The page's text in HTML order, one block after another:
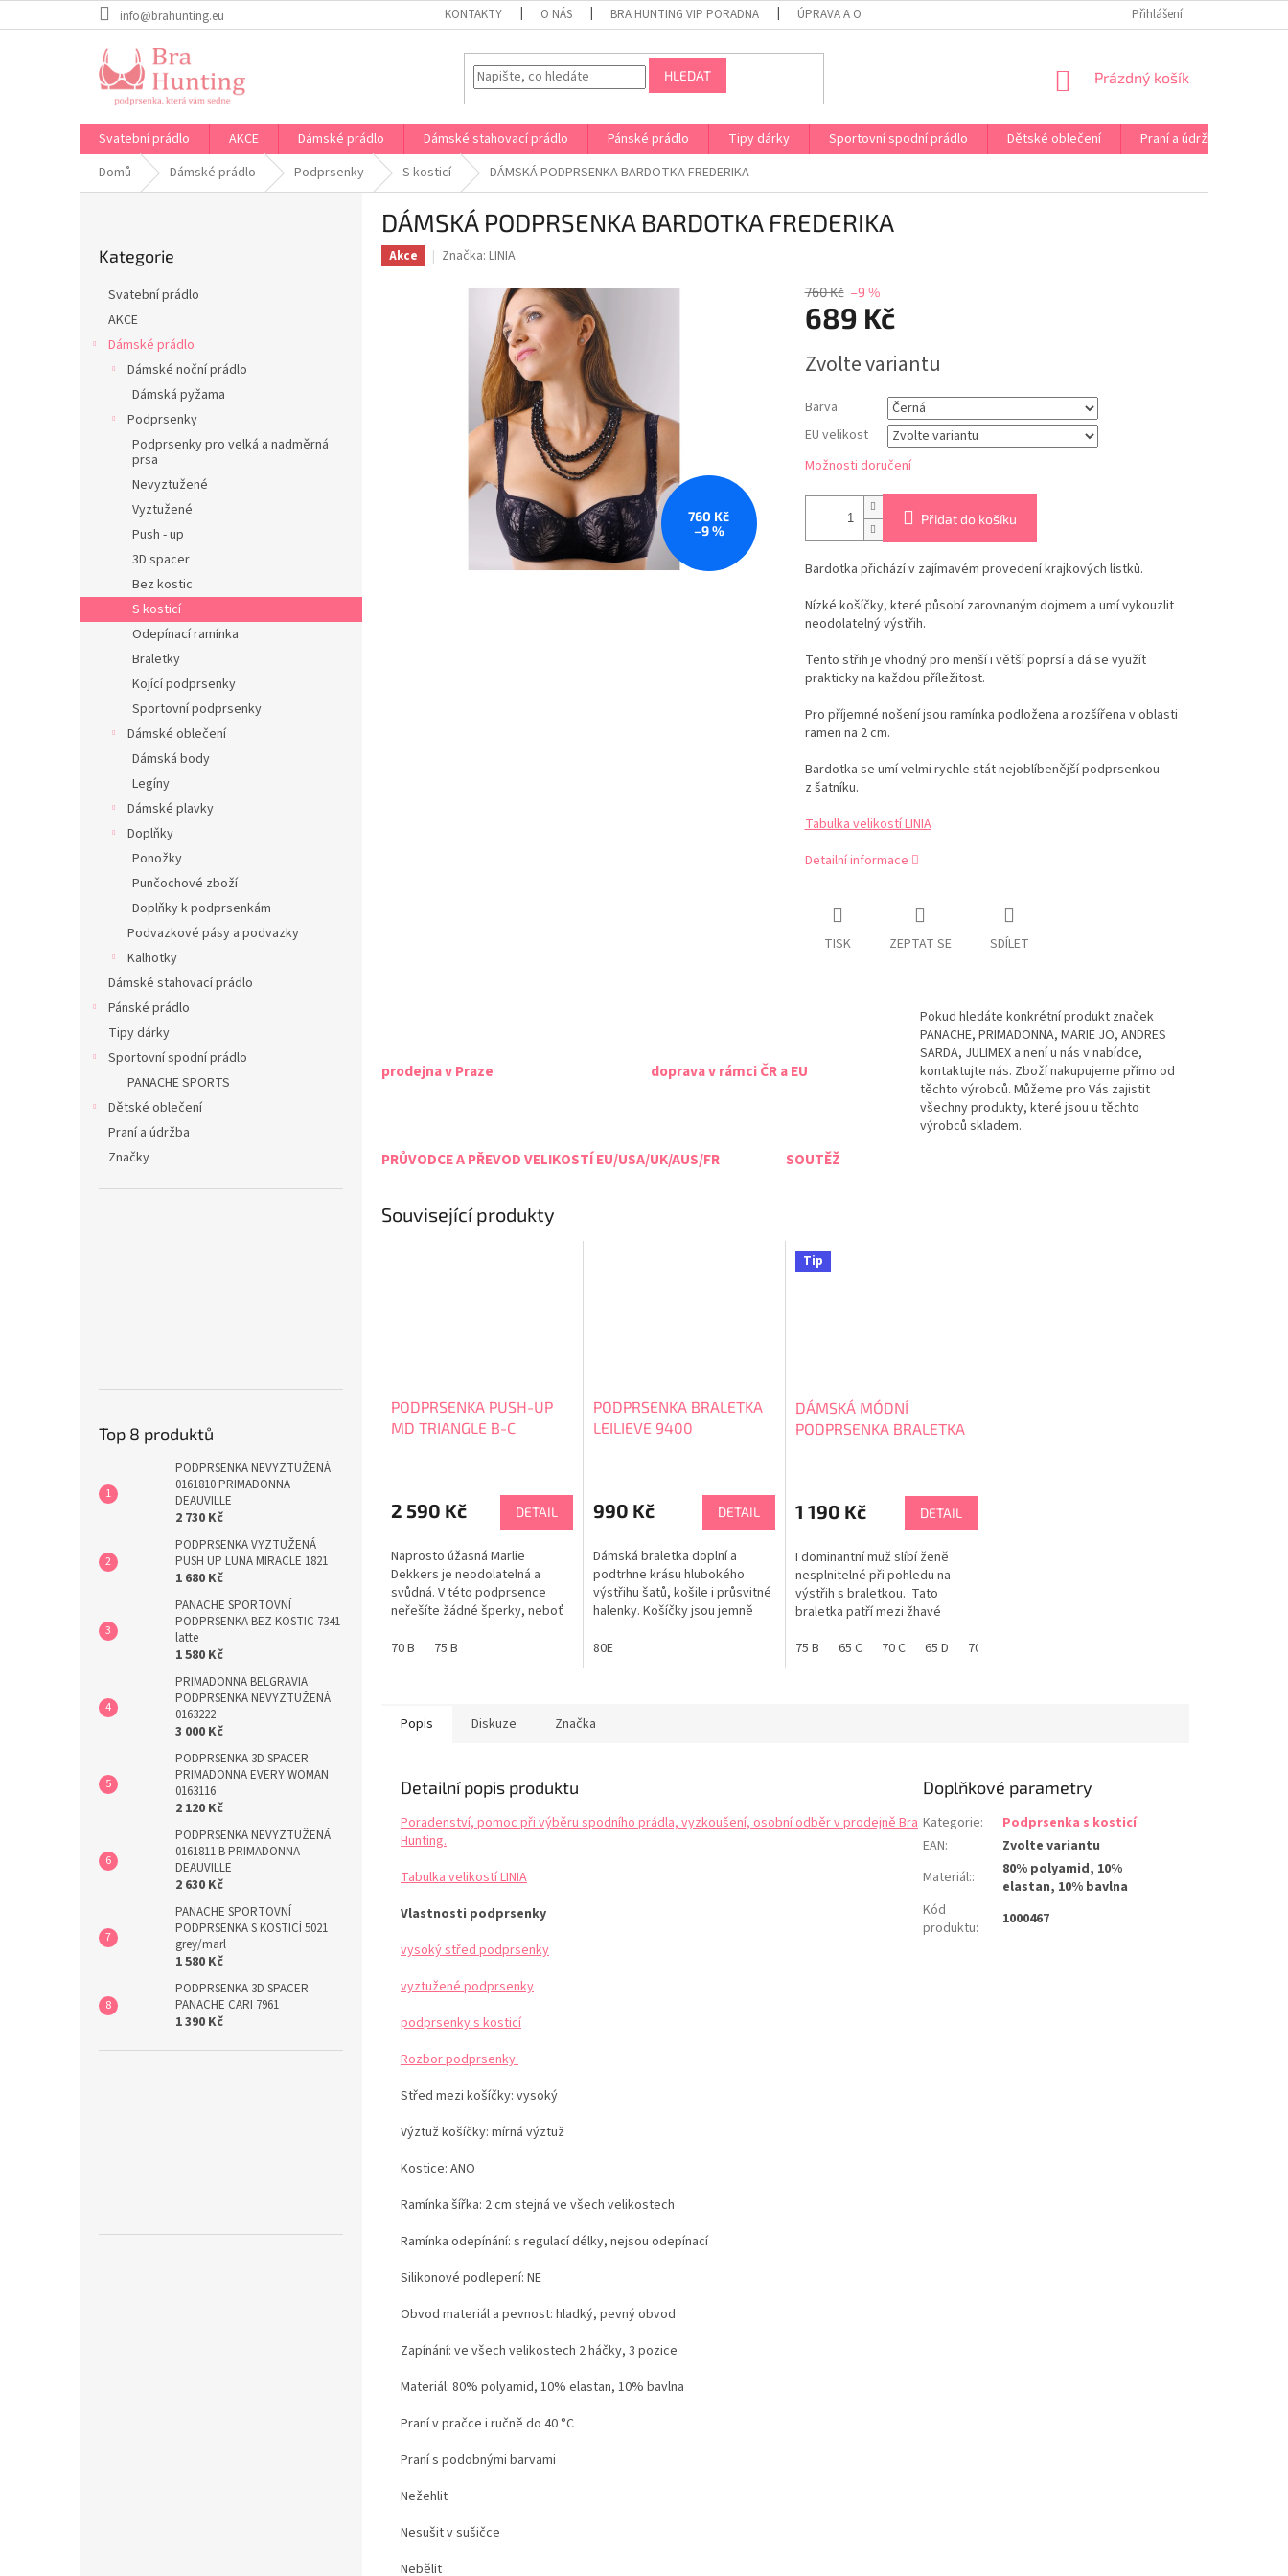
na
info@brahunting.eu KONTAKTY O NÁS BRA HUNTING VIP PORADNA ÚPRAVA A OPRAVA PRÁDLA NA MÍRU DOPRAVA A PLATBA ČR A EU
Přihlášení
HLEDAT
NÁKUPNÍ
Prázdný košík
Svatební prádlo AKCE Dámské prádlo Dámské stahovací prádlo Pánské prádlo Tipy dárky Sportovní spodní prádlo Dětské oblečení Praní a údržba
Domů
Dámské prádlo Podprsenky S kosticí DÁMSKÁ PODPRSENKA BARDOTKA FREDERIKA
kategorie
Kategorie
Svatební prádlo
AKCE
Dámské prádlo
Dámské noční prádlo
Dámská pyžama
Podprsenky
Podprsenky pro velká a nadměrná
prsa
Nevyztužené
Vyztužené
Push - up
3D spacer
Bez kostic
S kosticí
Odepínací ramínka
Braletky
Kojící podprsenky
Sportovní podprsenky
Dámské oblečení
Dámská body
Legíny
Dámské plavky
Doplňky
Ponožky
Punčochové zboží
Doplňky k podprsenkám
Podvazkové pásy a podvazky
Kalhotky
Dámské stahovací prádlo
Pánské prádlo
Tipy dárky
Sportovní spodní prádlo
PANACHE SPORTS
Dětské oblečení
Praní a údržba
Značky
Top 8 produktů
PODPRSENKA NEVYZTUŽENÁ
0161810 PRIMADONNA
DEAUVILLE
2 730 Kč
PODPRSENKA VYZTUŽENÁ
PUSH UP LUNA MIRACLE 1821
1 680 Kč
PANACHE SPORTOVNÍ
PODPRSENKA BEZ KOSTIC 7341
latte
1 580 Kč
PRIMADONNA BELGRAVIA
PODPRSENKA NEVYZTUŽENÁ
0163222
3 000 Kč
PODPRSENKA 3D SPACER
PRIMADONNA EVERY WOMAN
0163116
2 120 Kč
PODPRSENKA NEVYZTUŽENÁ
0161811 B PRIMADONNA
DEAUVILLE
2 630 Kč
PANACHE SPORTOVNÍ
PODPRSENKA S KOSTICÍ 5021
grey/marl
1 580 Kč
PODPRSENKA 3D SPACER
PANACHE CARI 7961
1 390 Kč
DÁMSKÁ PODPRSENKA BARDOTKA FREDERIKA
Akce Značka: LINIA
760 Kč
–9 %
760 Kč –9 %
689 Kč
cena:
Zvolte variantu
Barva
EU velikost
Možnosti doručení
Přidat do košíku
Bardotka přichází v zajímavém provedení krajkových lístků.
Nízké košíčky, které působí zarovnaným dojmem a umí vykouzlit
neodolatelný výstřih.
Tento střih je vhodný pro menší i větší poprsí a dá se využít
prakticky na každou příležitost.
Pro příjemné nošení jsou ramínka podložena a rozšířena v oblasti
ramen na 2 cm.
Bardotka se umí velmi rychle stát nejoblíbenější podprsenkou
z šatníku.
Tabulka velikostí LINIA
Detailní informace
TISK ZEPTAT SE SDÍLET
prodejna v Praze doprava v rámci ČR a EU
Pokud hledáte konkrétní produkt značek
PANACHE, PRIMADONNA, MARIE JO, ANDRES
SARDA, JULIMEX a není u nás v nabídce,
kontaktujte nás. Zboží nakupujeme přímo od
těchto výrobců. Můžeme pro Vás zajistit
všechny produkty, které jsou u těchto
výrobců skladem.
PRŮVODCE A PŘEVOD VELIKOSTÍ EU/USA/UK/AUS/FR SOUTĚŽ
Související produkty
PODPRSENKA PUSH-UP
MD TRIANGLE B-C
produktu
je
z
5
hvězdiček.
2 590 Kč DETAIL
Naprosto úžasná Marlie
Dekkers je neodolatelná a
svůdná. V této podprsence
neřešíte žádné šperky, neboť
šperkem. Sedí krásně ve všech
přitahuje pozornost mužů. Díky
70 B 75 B
PODPRSENKA BRALETKA
LEILIEVE 9400
990 Kč DETAIL
Dámská braletka doplní a
podtrhne krásu hlubokého
výstřihu šatů, košile i průsvitné
halenky. Košíčky jsou jemně
materiálem. Ramínka
velikostí LEILIEVE
80E
Tip
DÁMSKÁ MÓDNÍ
PODPRSENKA BRALETKA
1 190 Kč DETAIL
I dominantní muž slíbí ženě
nesplnitelné při pohledu na
výstřih s braletkou. Tato
braletka patří mezi žhavé
volbou pro nevěstu. Módní
75 B 65 C 70 C 65 D 70 D
Popis Diskuze Značka
Detailní popis produktu
Poradenství, pomoc při výběru spodního prádla, vyzkoušení, osobní odběr v prodejně Bra
Hunting.
Tabulka velikostí LINIA
Vlastnosti podprsenky
vysoký střed podprsenky
vyztužené podprsenky
podprsenky s kosticí
Rozbor podprsenky
Střed mezi košíčky: vysoký
Výztuž košíčky: mírná výztuž
Kostice: ANO
Ramínka šířka: 2 cm stejná ve všech velikostech
Ramínka odepínání: s regulací délky, nejsou odepínací
Silikonové podlepení: NE
Obvod materiál a pevnost: hladký, pevný obvod
Zapínání: ve všech velikostech 2 háčky, 3 pozice
Materiál: 80% polyamid, 10% elastan, 10% bavlna
Praní v pračce i ručně do 40 °C
Praní s podobnými barvami
Nežehlit
Nesušit v sušičce
Nebělit
Doplňkové parametry
Kategorie:
Podprsenka s kosticí
EAN:
Zvolte variantu
Materiál::
80% polyamid, 10%
elastan, 10% bavlna
Kód
produktu: 1000467